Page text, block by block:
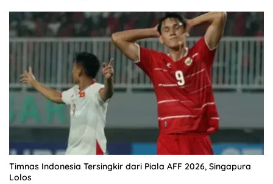
Timnas Indonesia Tersingkir dari Piala AFF 2026, Singapura
Lolos